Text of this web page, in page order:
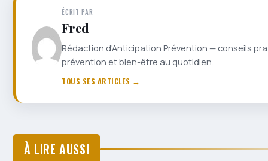
ÉCRIT PAR
Fred
Rédaction d'Anticipation Prévention — conseils
prévention et bien-être au quotidien.
TOUS SES ARTICLES →
À LIRE AUSSI